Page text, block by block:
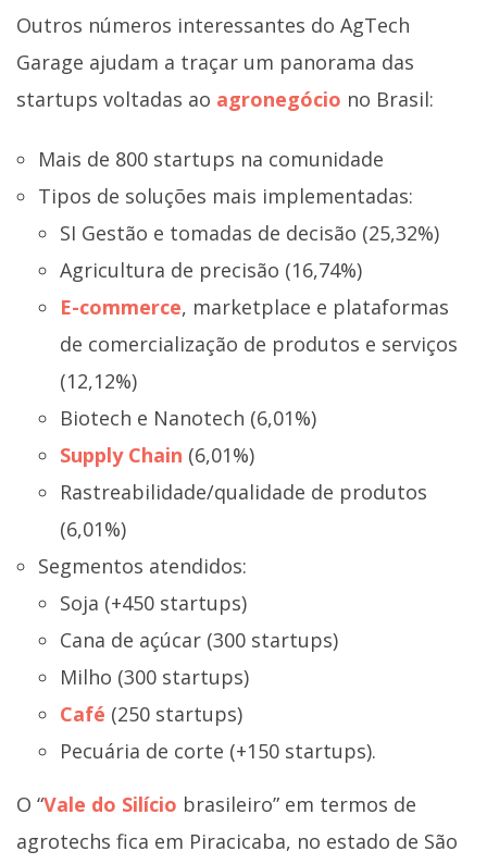
Outros números interessantes do AgTech
Garage ajudam a traçar um panorama das
startups voltadas ao agronegócio no Brasil:
Mais de 800 startups na comunidade
Tipos de soluções mais implementadas:
SI Gestão e tomadas de decisão (25,32%)
Agricultura de precisão (16,74%)
E-commerce, marketplace e plataformas
de comercialização de produtos e serviços
(12,12%)
Biotech e Nanotech (6,01%)
Supply Chain (6,01%)
Rastreabilidade/qualidade de produtos
(6,01%)
Segmentos atendidos:
Soja (+450 startups)
Cana de açúcar (300 startups)
Milho (300 startups)
Café (250 startups)
Pecuária de corte (+150 startups).
O “Vale do Silício brasileiro” em termos de
agrotechs fica em Piracicaba, no estado de São